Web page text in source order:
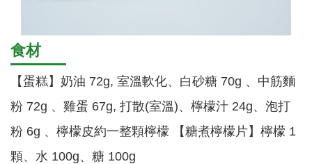
食材
【蛋糕】奶油 72g, 室溫軟化、白砂糖 70g 、中筋麵
粉 72g 、雞蛋 67g, 打散(室溫)、檸檬汁 24g、泡打
粉 6g 、檸檬皮約一整顆檸檬 【糖煮檸檬片】檸檬 1
顆、水 100g、糖 100g